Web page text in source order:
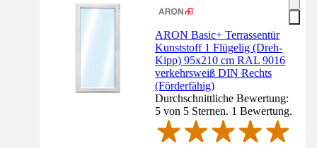
ARON Basic+ Terrassentür
Kunststoff 1 Flügelig (Dreh-
Kipp) 95x210 cm RAL 9016
verkehrsweiß DIN Rechts
(Förderfähig)
Durchschnittliche Bewertung:
5 von 5 Sternen. 1 Bewertung.